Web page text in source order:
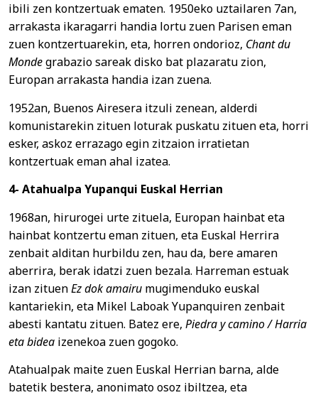
ibili zen kontzertuak ematen. 1950eko uztailaren 7an,
arrakasta ikaragarri handia lortu zuen Parisen eman
zuen kontzertuarekin, eta, horren ondorioz, Chant du
Mondegrabazio sareak disko bat plazaratu zion,
Europan arrakasta handia izan zuena.
1952an, Buenos Airesera itzuli zenean, alderdi
komunistarekin zituen loturak puskatu zituen eta, horri
esker, askoz errazago egin zitzaion irratietan
kontzertuak eman ahal izatea.
4- Atahualpa Yupanqui Euskal Herrian
1968an, hirurogei urte zituela, Europan hainbat eta
hainbat kontzertu eman zituen, eta Euskal Herrira
zenbait alditan hurbildu zen, hau da, bere amaren
aberrira, berak idatzi zuen bezala. Harreman estuak
izan zituenEz dok amairu mugimenduko euskal
kantariekin, eta Mikel Laboak Yupanquiren zenbait
abesti kantatu zituen. Batez ere, Piedra y camino / Harria
eta bidea izenekoa zuen gogoko.
Atahualpak maite zuen Euskal Herrian barna, alde
batetik bestera, anonimato osoz ibiltzea, eta